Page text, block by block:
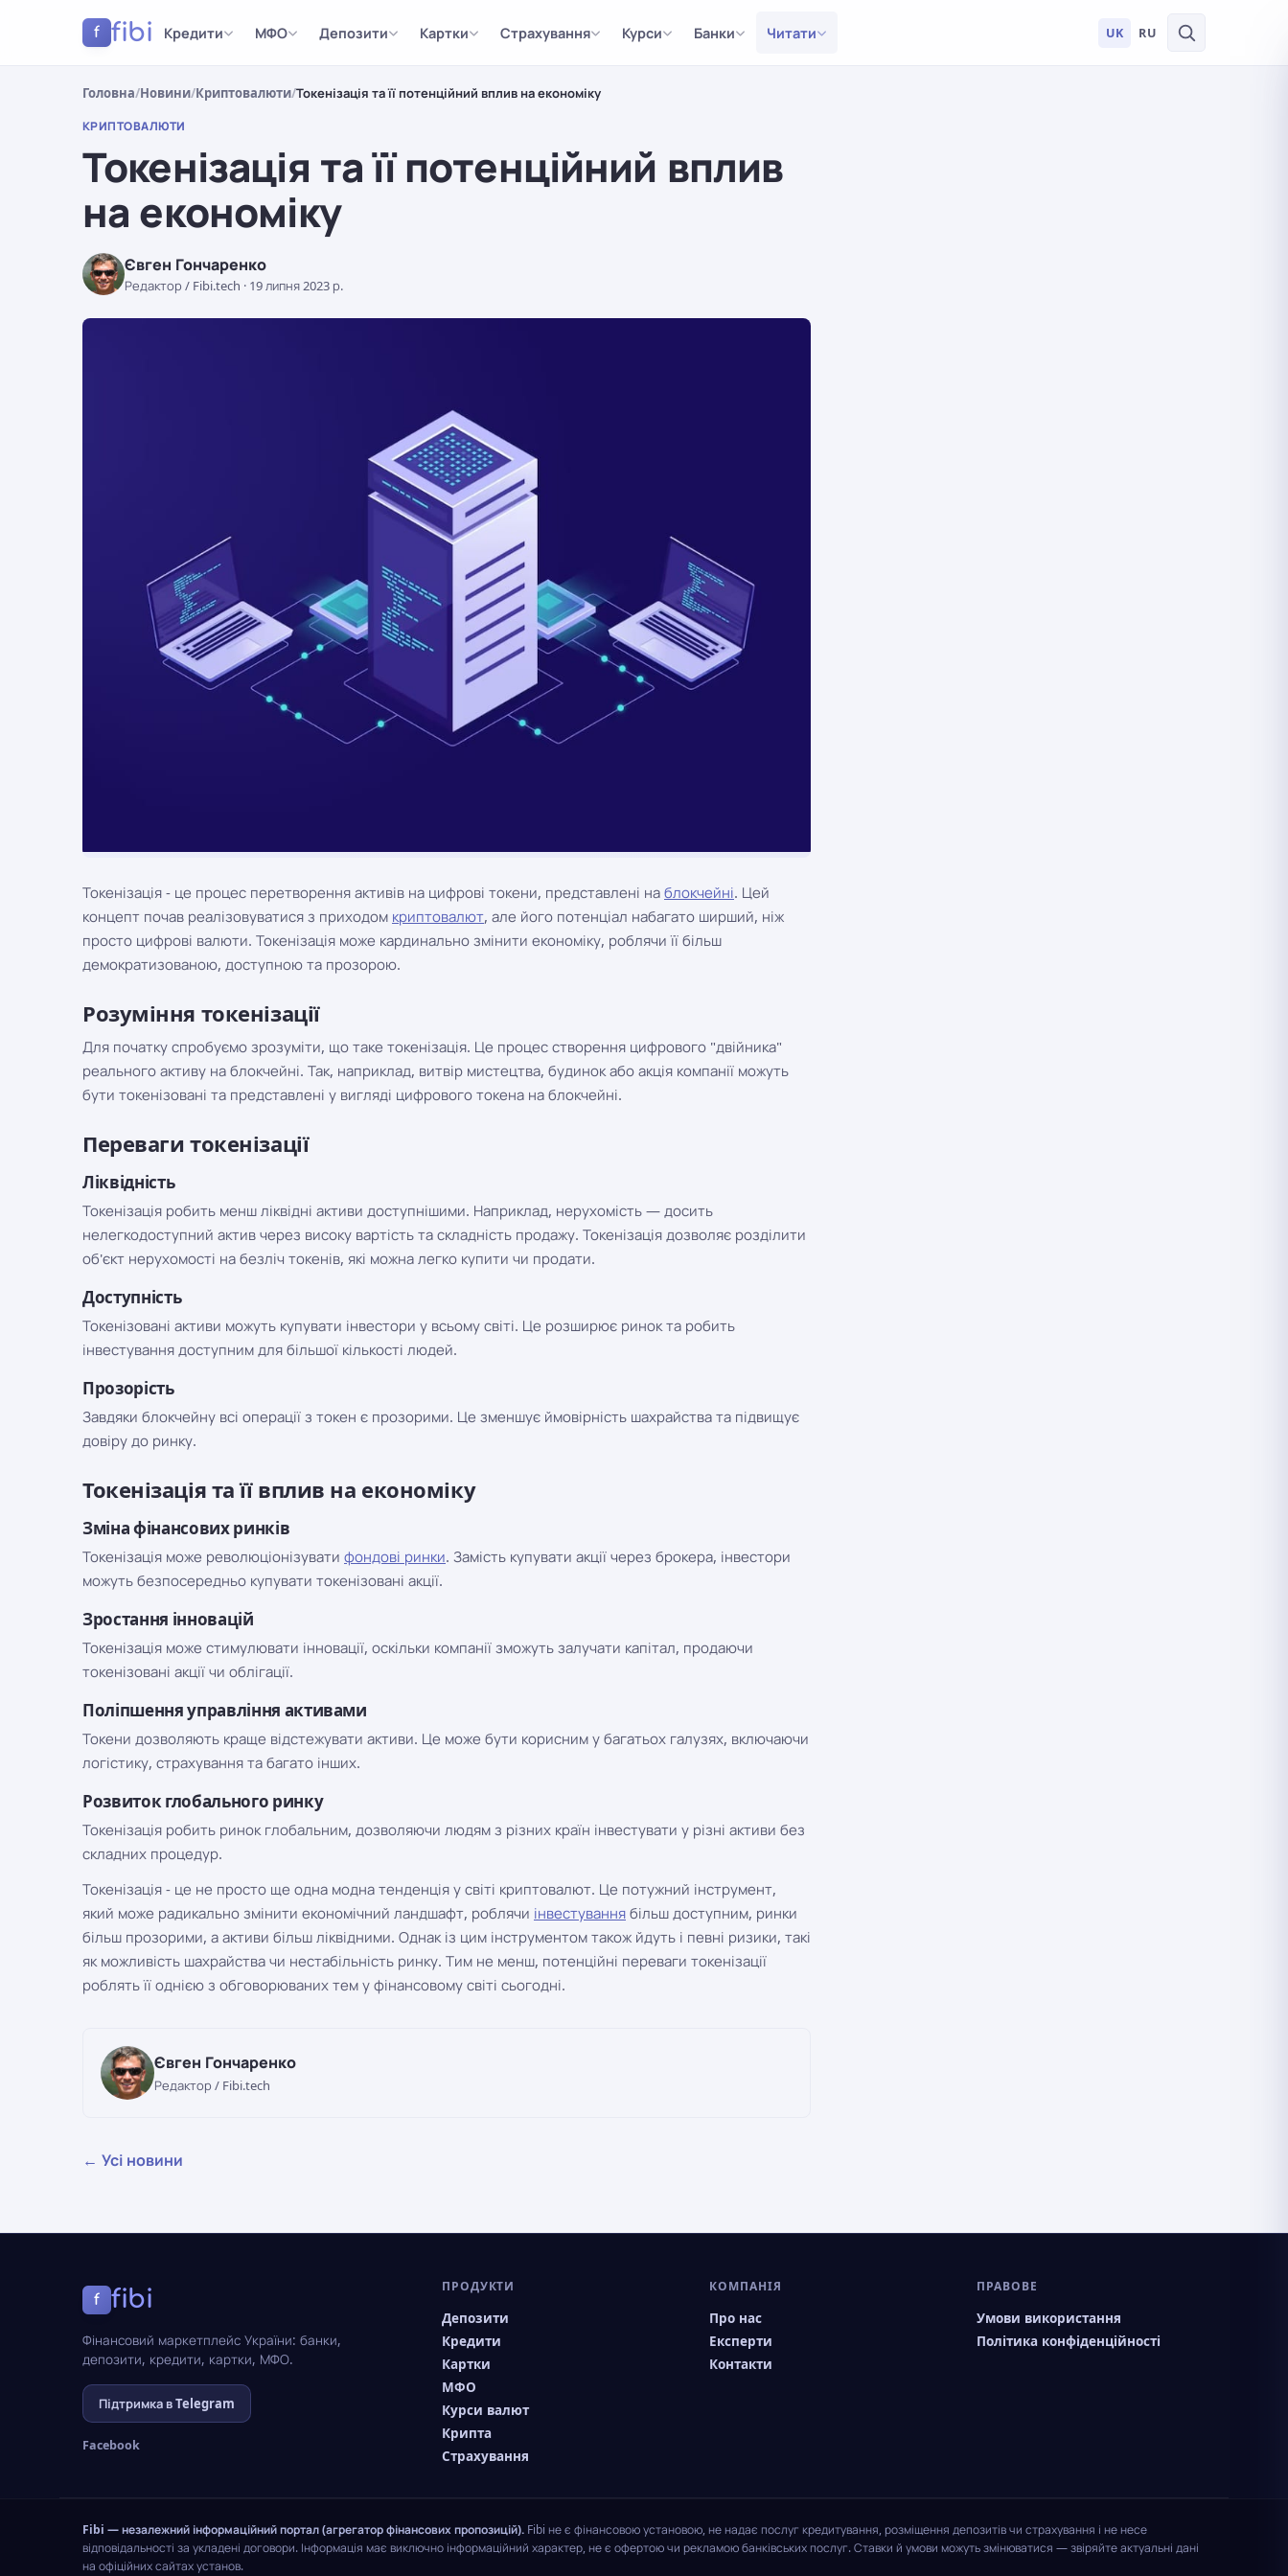
f fibi Кредити МФО Депозити Картки Страхування Курси Банки Читати UK RU
Головна/Новини/Криптовалюти/Токенізація та її потенційний вплив на економіку
КРИПТОВАЛЮТИ
Токенізація та її потенційний вплив
на економіку
Євген Гончаренко
Редактор / Fibi.tech · 19 липня 2023 р.
КРИПТОВАЛЮТИ
Токенізація - це процес перетворення активів на цифрові токени, представлені на блокчейні. Цей
концепт почав реалізовуватися з приходом криптовалют, але його потенціал набагато ширший, ніж
просто цифрові валюти. Токенізація може кардинально змінити економіку, роблячи її більш
демократизованою, доступною та прозорою.
Розуміння токенізації
Для початку спробуємо зрозуміти, що таке токенізація. Це процес створення цифрового "двійника"
реального активу на блокчейні. Так, наприклад, витвір мистецтва, будинок або акція компанії можуть
бути токенізовані та представлені у вигляді цифрового токена на блокчейні.
Переваги токенізації
Ліквідність
Токенізація робить менш ліквідні активи доступнішими. Наприклад, нерухомість — досить
нелегкодоступний актив через високу вартість та складність продажу. Токенізація дозволяє розділити
об'єкт нерухомості на безліч токенів, які можна легко купити чи продати.
Доступність
Токенізовані активи можуть купувати інвестори у всьому світі. Це розширює ринок та робить
інвестування доступним для більшої кількості людей.
Прозорість
Завдяки блокчейну всі операції з токен є прозорими. Це зменшує ймовірність шахрайства та підвищує
довіру до ринку.
Токенізація та її вплив на економіку
Зміна фінансових ринків
Токенізація може революціонізувати фондові ринки. Замість купувати акції через брокера, інвестори
можуть безпосередньо купувати токенізовані акції.
Зростання інновацій
Токенізація може стимулювати інновації, оскільки компанії зможуть залучати капітал, продаючи
токенізовані акції чи облігації.
Поліпшення управління активами
Токени дозволяють краще відстежувати активи. Це може бути корисним у багатьох галузях, включаючи
логістику, страхування та багато інших.
Розвиток глобального ринку
Токенізація робить ринок глобальним, дозволяючи людям з різних країн інвестувати у різні активи без
складних процедур.
Токенізація - це не просто ще одна модна тенденція у світі криптовалют. Це потужний інструмент,
який може радикально змінити економічний ландшафт, роблячи інвестування більш доступним, ринки
більш прозорими, а активи більш ліквідними. Однак із цим інструментом також йдуть і певні ризики, такі
як можливість шахрайства чи нестабільність ринку. Тим не менш, потенційні переваги токенізації
роблять її однією з обговорюваних тем у фінансовому світі сьогодні.
Євген Гончаренко
Редактор / Fibi.tech
← Усі новини
f fibi
Фінансовий маркетплейс України: банки,
депозити, кредити, картки, МФО.
Підтримка в Telegram
Facebook
ПРОДУКТИ
Депозити
Кредити
Картки
МФО
Курси валют
Крипта
Страхування
КОМПАНІЯ
Про нас
Експерти
Контакти
ПРАВОВЕ
Умови використання
Політика конфіденційності
Fibi — незалежний інформаційний портал (агрегатор фінансових пропозицій). Fibi не є фінансовою установою, не надає послуг кредитування, розміщення депозитів чи страхування і не несе
відповідальності за укладені договори. Інформація має виключно інформаційний характер, не є офертою чи рекламою банківських послуг. Ставки й умови можуть змінюватися — звіряйте актуальні дані
на офіційних сайтах установ.